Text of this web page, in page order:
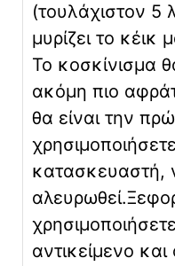
(τουλάχιστον 5
μυρίζει το κέικ
Το κοσκίνισμα
ακόμη πιο
θα είναι την
κατασκευαστή,
αλευρωθεί.
αντικείμενο